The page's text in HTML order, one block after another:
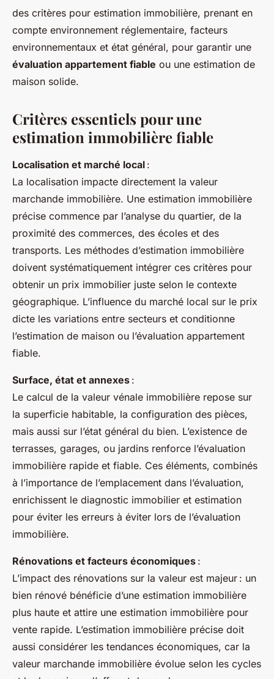
des critères pour estimation immobilière, prenant en
compte environnement réglementaire, facteurs
environnementaux et état général, pour garantir une
évaluation appartement fiable ou une estimation de
maison solide.
Critères essentiels pour une
estimation immobilière fiable
Localisation et marché local :
La localisation impacte directement la valeur
marchande immobilière. Une estimation immobilière
précise commence par l’analyse du quartier, de la
proximité des commerces, des écoles et des
transports. Les méthodes d’estimation immobilière
doivent systématiquement intégrer ces critères pour
obtenir un prix immobilier juste selon le contexte
géographique. L’influence du marché local sur le prix
dicte les variations entre secteurs et conditionne
l’estimation de maison ou l’évaluation appartement
fiable.
Surface, état et annexes :
Le calcul de la valeur vénale immobilière repose sur
la superficie habitable, la configuration des pièces,
mais aussi sur l’état général du bien. L’existence de
terrasses, garages, ou jardins renforce l’évaluation
immobilière rapide et fiable. Ces éléments, combinés
à l’importance de l’emplacement dans l’évaluation,
enrichissent le diagnostic immobilier et estimation
pour éviter les erreurs à éviter lors de l’évaluation
immobilière.
Rénovations et facteurs économiques :
L’impact des rénovations sur la valeur est majeur : un
bien rénové bénéficie d’une estimation immobilière
plus haute et attire une estimation immobilière pour
vente rapide. L’estimation immobilière précise doit
aussi considérer les tendances économiques, car la
valeur marchande immobilière évolue selon les cycles